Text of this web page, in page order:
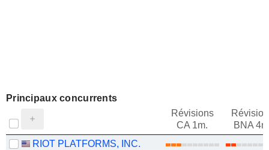
Principaux concurrents
Révisions
CA 1m.
BNA
RIOT PLATFORMS, INC.